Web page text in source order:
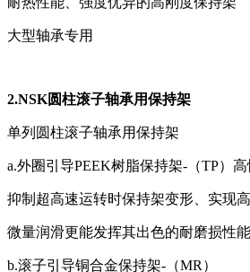
大型轴承专用
2.NSK圆柱滚子轴承用保持架
单列圆柱滚子轴承用保持架
a.外圈引导PEEK树脂保持架-（TP）
抑制超高速运转时保持架变形、实现
微量润滑更能发挥其出色的耐磨损性能
b.滚子引导铜合金保持架-（MR）